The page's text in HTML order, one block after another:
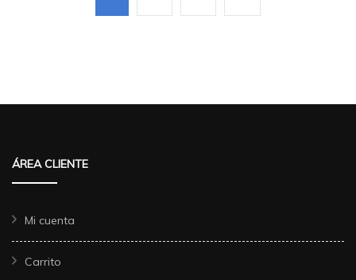
ÁREA CLIENTE
Mi cuenta
Carrito